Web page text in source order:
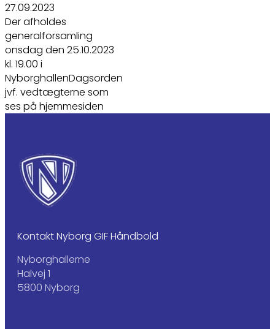
27.09.2023
Der afholdes
generalforsamling
onsdag den 25.10.2023
kl. 19.00 i
NyborghallenDagsorden
jvf. vedtægterne som
ses på hjemmesiden
Kontakt Nyborg GIF Håndbold
Nyborghallerne
Halvej 1
5800 Nyborg